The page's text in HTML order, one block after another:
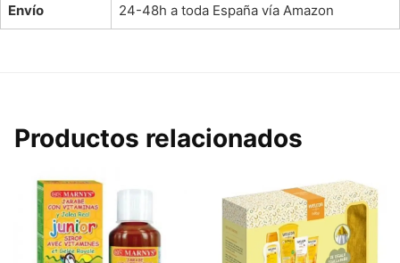
Envío 24-48h a toda España vía Amazon
Productos relacionados